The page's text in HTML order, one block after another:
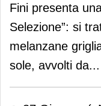
Fini presenta
Selezione”: si
melanzane
sole, avvolti da...